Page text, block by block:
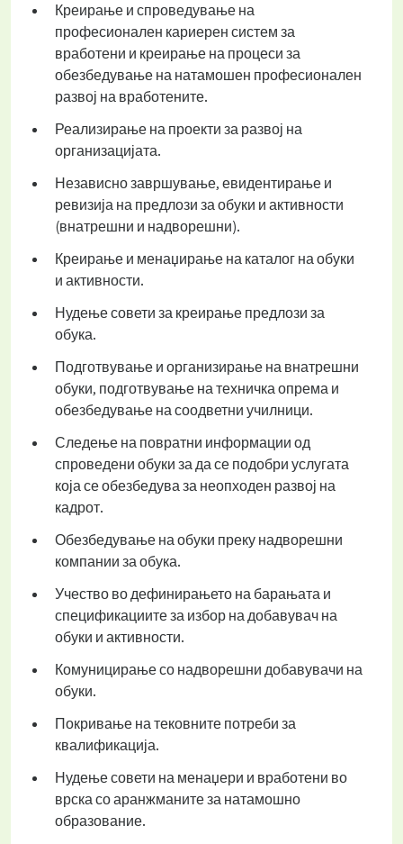
Креирање и спроведување на
професионален кариерен систем за
вработени и креирање на процеси за
обезбедување на натамошен професионален
развој на вработените.
Реализирање на проекти за развој на
организацијата.
Независно завршување, евидентирање и
ревизија на предлози за обуки и активности
(внатрешни и надворешни).
Креирање и менаџирање на каталог на обуки
и активности.
Нудење совети за креирање предлози за
обука.
Подготвување и организирање на внатрешни
обуки, подготвување на техничка опрема и
обезбедување на соодветни училници.
Следење на повратни информации од
спроведени обуки за да се подобри услугата
која се обезбедува за неопходен развој на
кадрот.
Обезбедување на обуки преку надворешни
компании за обука.
Учество во дефинирањето на барањата и
спецификациите за избор на добавувач на
обуки и активности.
Комуницирање со надворешни добавувачи на
обуки.
Покривање на тековните потреби за
квалификација.
Нудење совети на менаџери и вработени во
врска со аранжманите за натамошно
образование.